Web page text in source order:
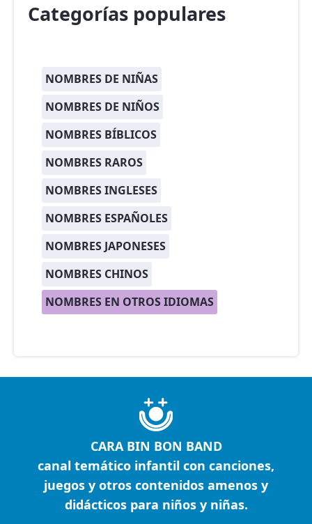
Categorías populares
NOMBRES DE NIÑAS
NOMBRES DE NIÑOS
NOMBRES BÍBLICOS
NOMBRES RAROS
NOMBRES INGLESES
NOMBRES ESPAÑOLES
NOMBRES JAPONESES
NOMBRES CHINOS
NOMBRES EN OTROS IDIOMAS
CARA BIN BON BAND
canal temático infantil con canciones,
juegos y otros contenidos amenos y
didácticos para niños y niñas.